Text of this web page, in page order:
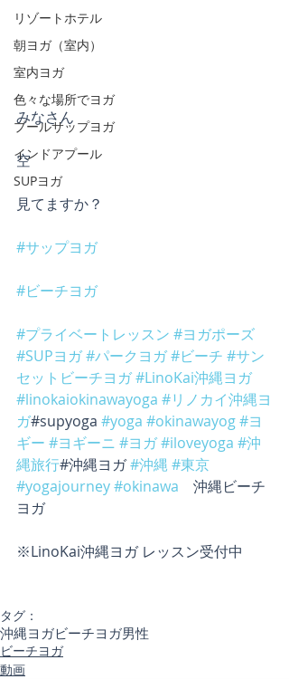
リゾートホテル
朝ヨガ（室内）
室内ヨガ
色々な場所でヨガ
プールサップヨガ
インドアプール
SUPヨガ
みなさん
空
見てますか？
#サップヨガ
#ビーチヨガ
#プライベートレッスン #ヨガポーズ
#SUPヨガ#パークヨガ#ビーチ #サン
セットビーチヨガ#LinoKai沖縄ヨガ
#linokaiokinawayoga #リノカイ沖縄ヨ
ガ#supyoga #yoga #okinawayog#ヨ
ギー #ヨギーニ #ヨガ#iloveyoga #沖
縄旅行#沖縄ヨガ #沖縄 #東京
#yogajourney#okinawa 沖縄ビーチ
ヨガ
※LinoKai沖縄ヨガ レッスン受付中
タグ：
沖縄ヨガビーチヨガ男性
ビーチヨガ
動画